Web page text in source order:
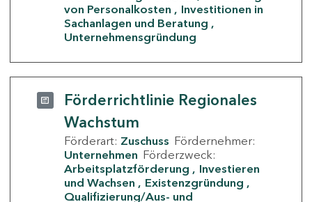
von Personalkosten
Investitionen in
Sachanlagen und Beratung
Unternehmensgründung
Förderrichtlinie Regionales
Wachstum
Förderart: Zuschuss Fördernehmer:
Unternehmen Förderzweck:
Arbeitsplatzförderung
Investieren
und Wachsen
Existenzgründung
Qualifizierung/Aus- und